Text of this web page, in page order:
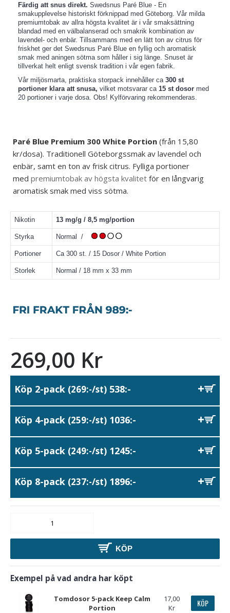
Färdig att snus direkt. Swedsnus Paré Blue - En
smakupplevelse historiskt förknippad med Göteborg. Vår milda
premiumtobak av allra högsta kvalitet är i vår smaksättning
blandad med en välbalanserad och smakrik kombination av
lavendel- och enbär. Tillsammans med en lätt ton av citrus för
friskhet ger det Swedsnus Paré Blue en fyllig och aromatisk
smak med aningen sötma som håller i sig länge. Snuset är
tillverkat helt enligt svensk tradition i vår egen fabrik.
Vår miljösmarta, praktiska storpack innehåller ca 300 st
portioner klara att snusa, vilket motsvarar ca 15 st dosor med
20 portioner i varje dosa. Obs! Kylförvaring rekommenderas.
Paré Blue Premium 300 White Portion (från 15,80
kr/dosa). Traditionell Göteborgssmak av lavendel och
enbär, samt en ton av frisk citrus. Fylliga portioner
med premiumtobak av högsta kvalitet för en långvarig
aromatisk smak med viss sötma.
Nikotin 13 mg/g / 8,5 mg/portion
Styrka Normal /
Portioner Ca 300 st. / 15 Dosor / White Portion
Storlek Normal / 18 mm x 33 mm
269,00 Kr
Köp 2-pack (269:-/st) 538:-
Köp 4-pack (259:-/st) 1036:-
Köp 5-pack (249:-/st) 1245:-
Köp 8-pack (237:-/st) 1896:-
KÖP
Exempel på vad andra har köpt
Tomdosor 5-pack Keep Calm
Portion
17,00
Kr
KÖP